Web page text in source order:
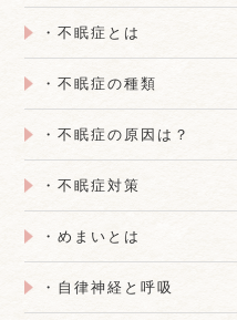
・不眠症とは
・不眠症の種類
・不眠症の原因は？
・不眠症対策
・めまいとは
・自律神経と呼吸